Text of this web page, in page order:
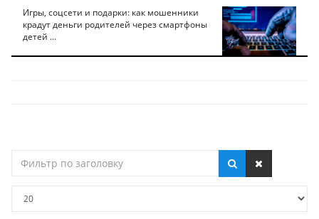
Игры, соцсети и подарки: как мошенники
крадут деньги родителей через смартфоны
детей ...
по